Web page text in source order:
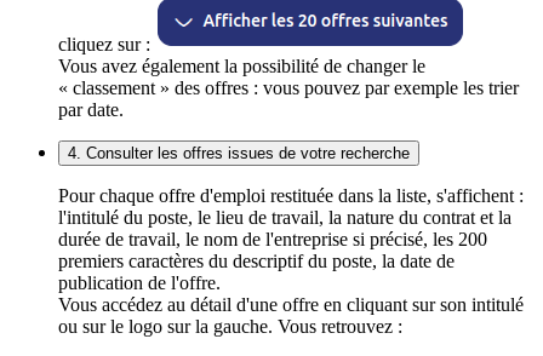
cliquez sur :
Vous avez également la possibilité de changer le
« classement » des offres : vous pouvez par exemple les trier
par date.
4. Consulter les offres issues de votre recherche
Pour chaque offre d'emploi restituée dans la liste, s'affichent :
l'intitulé du poste, le lieu de travail, la nature du contrat et la
durée de travail, le nom de l'entreprise si précisé, les 200
premiers caractères du descriptif du poste, la date de
publication de l'offre.
Vous accédez au détail d'une offre en cliquant sur son intitulé
ou sur le logo sur la gauche. Vous retrouvez :